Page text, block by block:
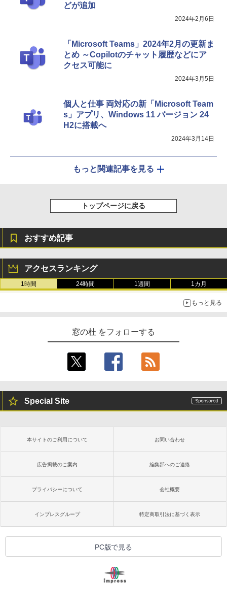
どが追加
2024年2月6日
「Microsoft Teams」2024年2月の更新ま
とめ ～Copilotのチャット履歴などにア
クセス可能に
2024年3月5日
個人と仕事 両対応の新「Microsoft Team
s」アプリ、Windows 11 バージョン 24
H2に搭載へ
2024年3月14日
もっと関連記事を見る
トップページに戻る
おすすめ記事
アクセスランキング
1時間 24時間 1週間 1カ月
もっと見る
窓の杜 をフォローする
Special Site
本サイトのご利用について お問い合わせ
広告掲載のご案内 編集部へのご連絡
プライバシーについて 会社概要
インプレスグループ 特定商取引法に基づく表示
PC版で見る